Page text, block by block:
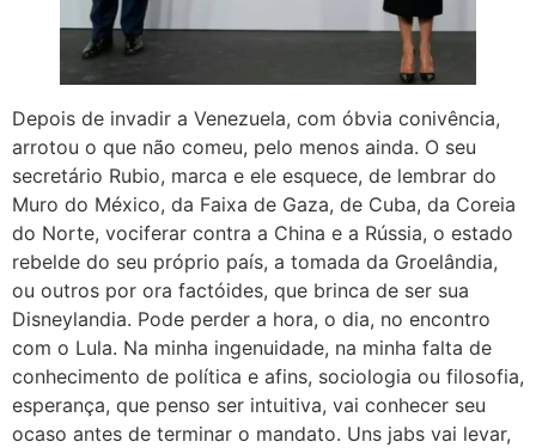
Depois de invadir a Venezuela, com óbvia conivência,
arrotou o que não comeu, pelo menos ainda. O seu
secretário Rubio, marca e ele esquece, de lembrar do
Muro do México, da Faixa de Gaza, de Cuba, da Coreia
do Norte, vociferar contra a China e a Rússia, o estado
rebelde do seu próprio país, a tomada da Groelândia,
ou outros por ora factóides, que brinca de ser sua
Disneylandia. Pode perder a hora, o dia, no encontro
com o Lula. Na minha ingenuidade, na minha falta de
conhecimento de política e afins, sociologia ou filosofia,
esperança, que penso ser intuitiva, vai conhecer seu
ocaso antes de terminar o mandato. Uns jabs vai levar,